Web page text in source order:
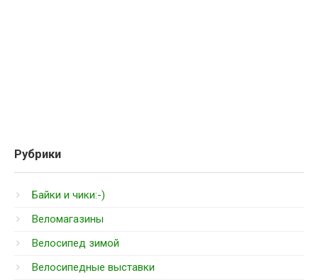
Рубрики
Байки и чики:-)
Веломагазины
Велосипед зимой
Велосипедные выставки